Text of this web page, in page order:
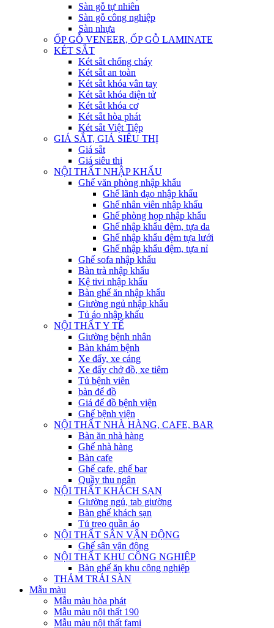
Sàn gỗ tự nhiên
Sàn gỗ công nghiệp
Sàn nhựa
ỐP GỖ VENEER, ỐP GỖ LAMINATE
KÉT SẮT
Két sắt chống cháy
Két sắt an toàn
Két sắt khóa vân tay
Két sắt khóa điện tử
Két sắt khóa cơ
Két sắt hòa phát
Két sắt Việt Tiệp
GIÁ SẮT, GIÁ SIÊU THỊ
Giá sắt
Giá siêu thị
NỘI THẤT NHẬP KHẨU
Ghế văn phòng nhập khẩu
Ghế lãnh đạo nhập khẩu
Ghế nhân viên nhập khẩu
Ghế phòng họp nhập khẩu
Ghế nhập khẩu đệm, tựa da
Ghế nhập khẩu đệm tựa lưới
Ghế nhập khẩu đệm, tựa nỉ
Ghế sofa nhập khẩu
Bàn trà nhập khẩu
Kệ tivi nhập khẩu
Bàn ghế ăn nhập khẩu
Giường ngủ nhập khẩu
Tủ áo nhập khẩu
NỘI THẤT Y TẾ
Giường bệnh nhân
Bàn khám bệnh
Xe đẩy, xe cáng
Xe đẩy chở đồ, xe tiêm
Tủ bệnh viên
bàn để đồ
Giá để đồ bệnh viện
Ghế bệnh viện
NỘI THẤT NHÀ HÀNG, CAFE, BAR
Bàn ăn nhà hàng
Ghế nhà hàng
Bàn cafe
Ghế cafe, ghế bar
Quầy thu ngân
NỘI THẤT KHÁCH SẠN
Giường ngủ, tab giường
Bàn ghế khách sạn
Tủ treo quần áo
NỘI THẤT SÂN VẬN ĐỘNG
Ghế sân vận động
NỘI THẤT KHU CÔNG NGHIỆP
Bàn ghế ăn khu công nghiệp
THẢM TRẢI SÀN
Mẫu màu
Mẫu màu hòa phát
Mẫu màu nội thất 190
Mẫu màu nội thất fami